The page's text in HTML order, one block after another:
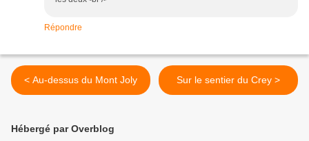
Répondre
< Au-dessus du Mont Joly Sur le sentier du Crey >
Hébergé par Overblog